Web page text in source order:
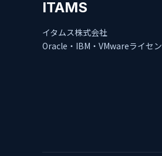
ITAMS
イタムス株式会社
Oracle・IBM・VMwareライセ